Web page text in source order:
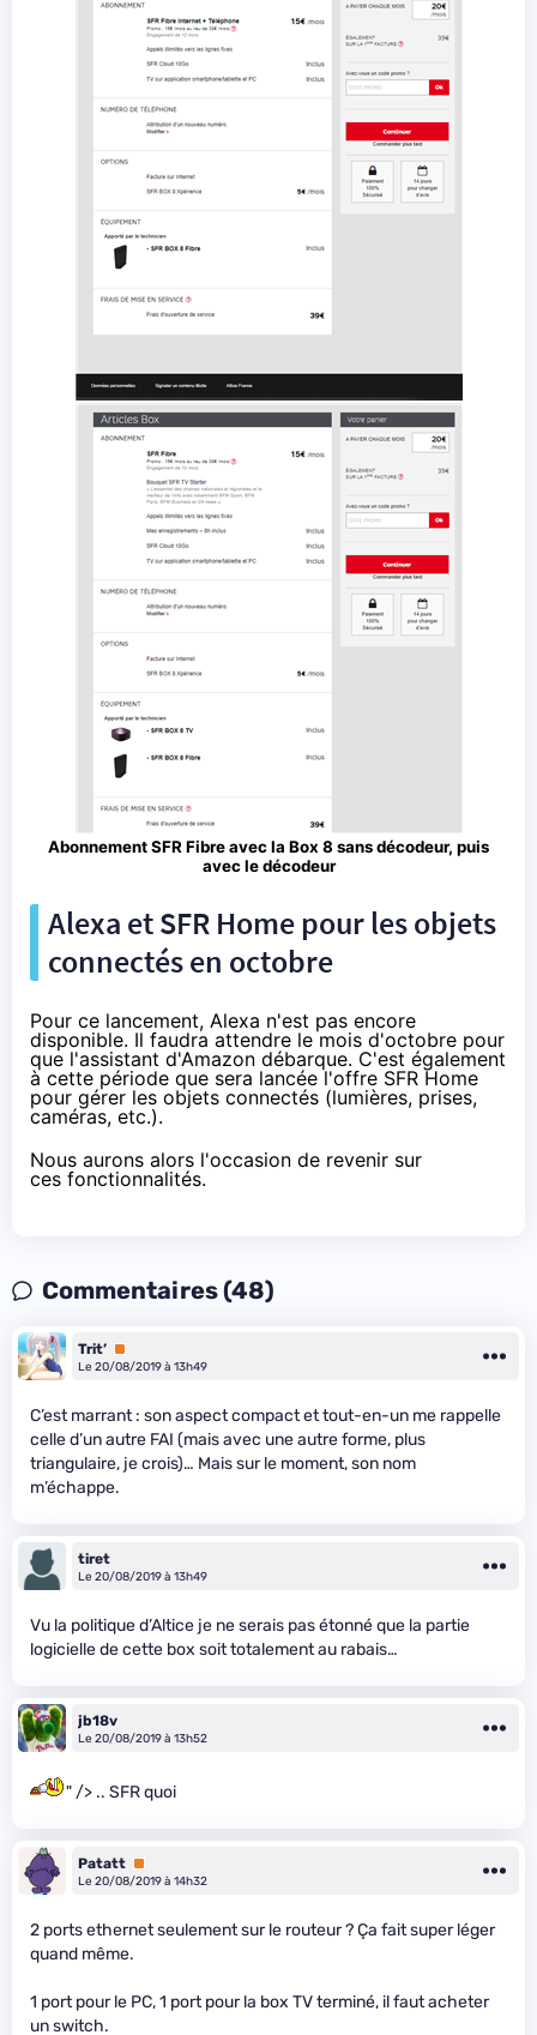
AbonnementSFRFibre avec la Box 8 sans décodeur, puis
avec le décodeur
Alexa etSFR Home pour lesobjets
connectésen octobre
Pour ce lancement, Alexa n'est pas encore
disponible. Il faudra attendre le mois d'octobre pour
que l'assistant d'Amazon débarque. C'est également
à cette période que sera lancée l'offre SFR Home
pour gérer les objets connectés (lumières, prises,
caméras, etc.).
Nous aurons alors l'occasion de revenir sur
ces fonctionnalités.
Commentaires (48)
Trit’ Premium
Le 20/08/2019 à 13h49
C’est marrant : son aspect compact et tout-en-un me rappelle
celle d’un autre FAI (mais avec une autre forme, plus
triangulaire, je crois)… Mais sur le moment, son nom
m’échappe.
tiret
Le 20/08/2019 à 13h49
Vu la politique d’Altice je ne serais pas étonné que la partie
logicielle de cette box soit totalement au rabais…
jb18v
Le 20/08/2019 à 13h52
" /> .. SFR quoi
Patatt Premium
Le 20/08/2019 à 14h32
2 ports ethernet seulement sur le routeur ? Ça fait super léger
quand même.
1 port pour le PC, 1 port pour la box TV terminé, il faut acheter
un switch.